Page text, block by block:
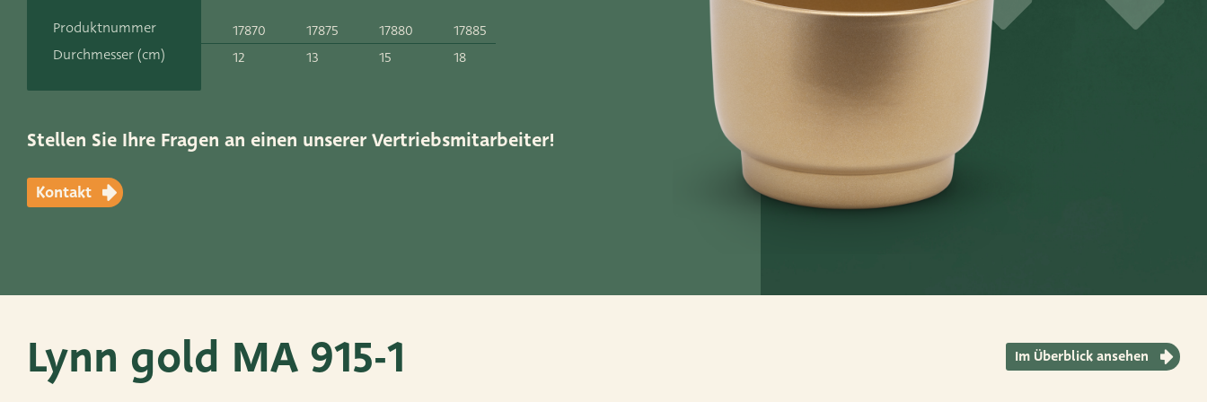
Leemolen 70
2678 MH De Lier
T+31 174 520 052
Produktnummer
Durchmesser (cm)
17870
12
17875
13
17880
15
17885
18
Stellen Sie Ihre Fragen an einen unserer Vertriebsmitarbeiter!
Kontakt
Lynn gold MA 915-1 Im Überblick ansehen